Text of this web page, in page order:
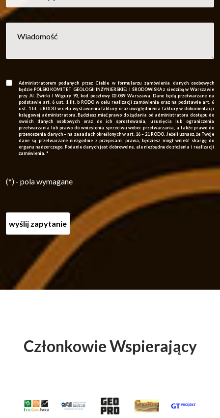
Administratorem podanych przez Ciebie w formularzu zamówienia danych osobowych
będzie POLSKI KOMITET GEOLOGII INŻYNIERSKIEJ I ŚRODOWISKA z siedzibą w Warszawie
przy Al. Żwirki I Wigury 93, kod pocztowy 02-089 Warszawa. Dane będą przetwarzane na
podstawie art. 6 ust. 1 lit. b RODO w celu realizacji zamówienia oraz na podstawie art. 6
ust. 1 lit. c RODO w celu wystawienia faktury oraz uwzględnienia faktury w dokumentacji
księgowej administratora. Będziesz mieć prawo do żądania od administratora dostępu do
swoich danych osobowych oraz do ich sprostowania, usunięcia lub ograniczenia
przetwarzania lub prawo do wniesienia sprzeciwu wobec przetwarzania, a także prawo do
przenoszenia danych – na zasadach określonych w art. 16 – 21 RODO. Jeżeli uznasz, że Twoje
dane są przetwarzane niezgodnie z przepisami prawa, będziesz mógł wnieść skargę do
organu nadzorczego. Podanie danych jest dobrowolne, ale niezbędne do złożenia i realizacji
zamówienia. *
(*) - pola wymagane
Członkowie Wspierający